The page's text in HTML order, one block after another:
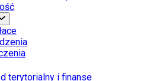
terytorialny i finanse